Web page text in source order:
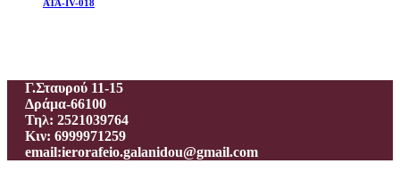
ATA-IV-018
Γ.Σταυρού 11-15
Δράμα-66100
Τηλ: 2521039764
Κιν: 6999971259
email:ierorafeio.galanidou@gmail.com